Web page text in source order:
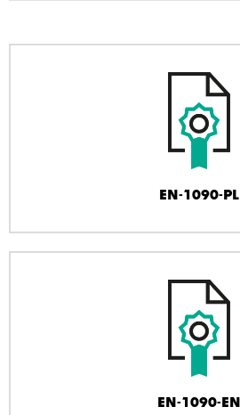
EN-1090-PL
EN-1090-EN